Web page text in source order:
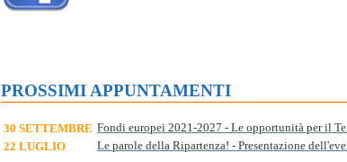
PROSSIMI APPUNTAMENTI
30 SETTEMBRE Fondi europei 2021-2027 - Le opportunità per il
22 LUGLIO Le parole della Ripartenza! - Presentazione